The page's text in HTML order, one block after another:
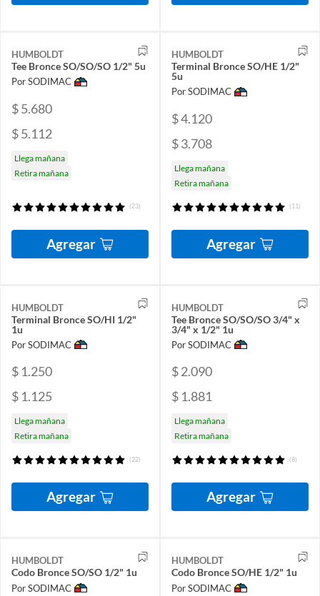
HUMBOLDT
Tee Bronce SO/SO/SO 1/2" 5u
Por SODIMAC
$ 5.680
$ 5.112
Llega mañana
Retira mañana
(23)
Agregar
HUMBOLDT
Terminal Bronce SO/HE 1/2"
5u
Por SODIMAC
$ 4.120
$ 3.708
Llega mañana
Retira mañana
(11)
Agregar
HUMBOLDT
Terminal Bronce SO/HI 1/2"
1u
Por SODIMAC
$ 1.250
$ 1.125
Llega mañana
Retira mañana
(22)
Agregar
HUMBOLDT
Tee Bronce SO/SO/SO 3/4" x
3/4" x 1/2" 1u
Por SODIMAC
$ 2.090
$ 1.881
Llega mañana
Retira mañana
(8)
Agregar
HUMBOLDT
Codo Bronce SO/SO 1/2" 1u
Por SODIMAC
HUMBOLDT
Codo Bronce SO/HE 1/2" 1u
Por SODIMAC